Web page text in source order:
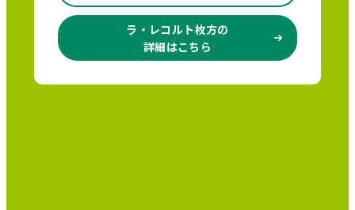
ラ・レコルト枚方の
詳細はこちら